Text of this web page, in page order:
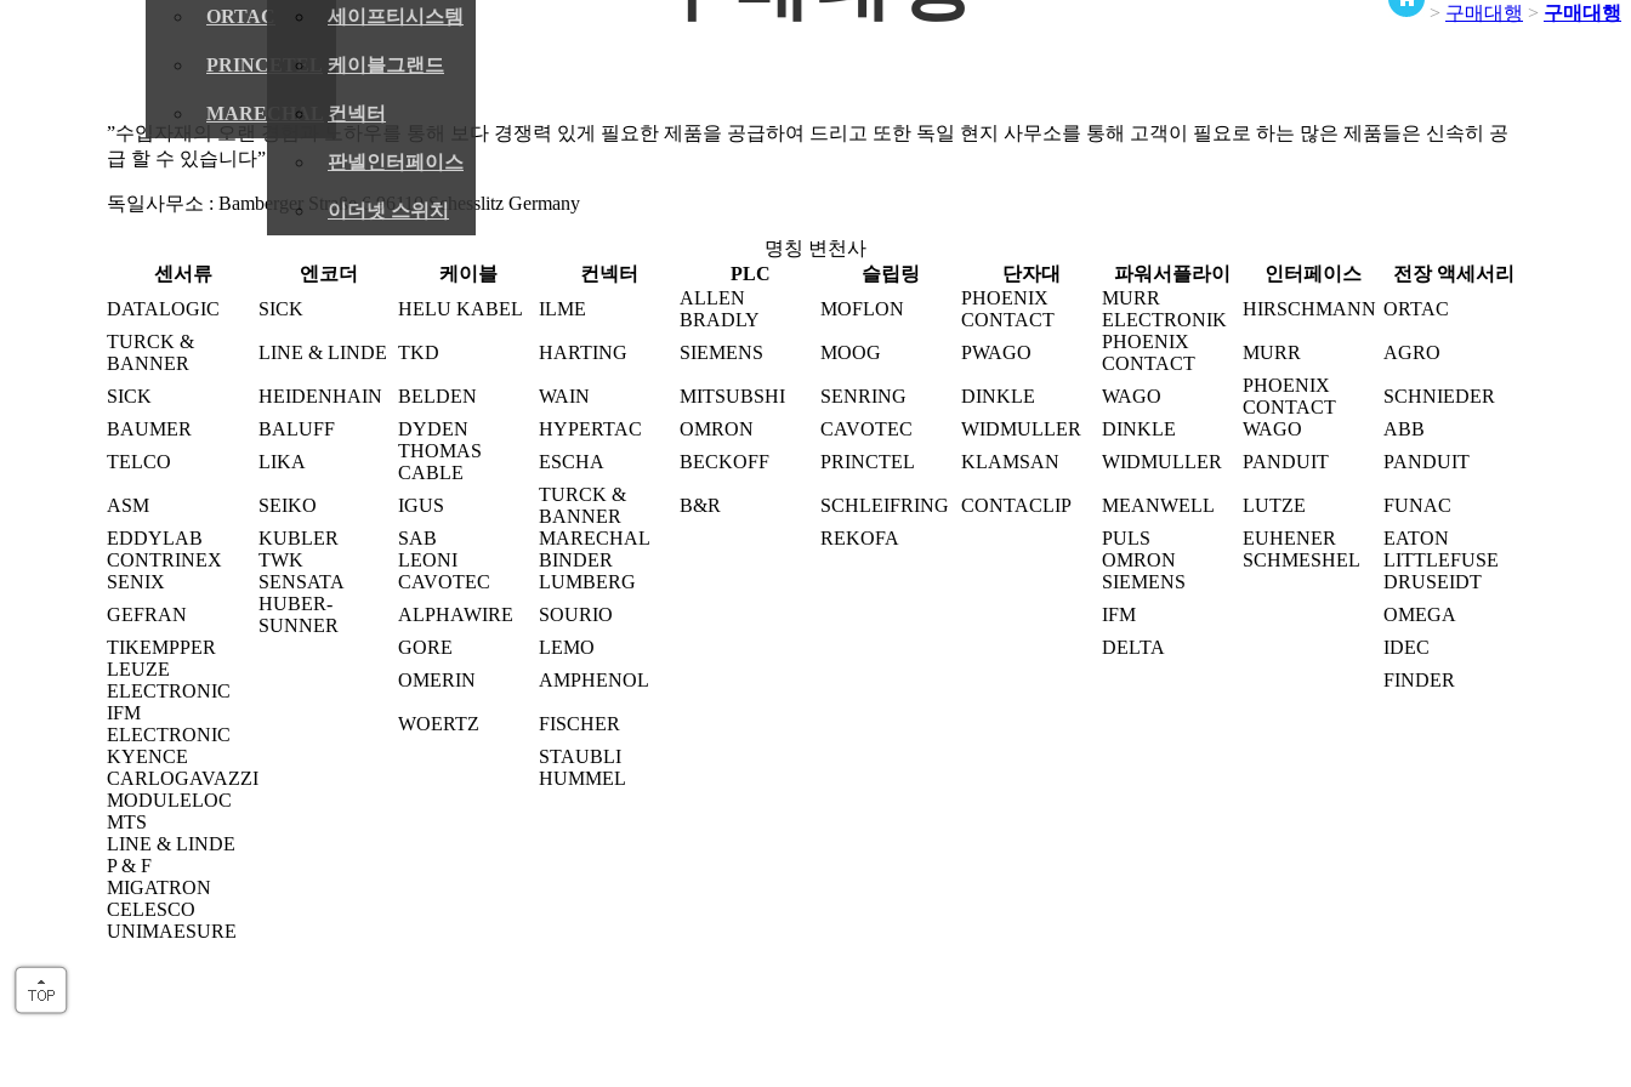
ORTAC
PRINCETEL
MARECHAL
세이프티시스템
케이블그랜드
컨넥터
판넬인터페이스
이더넷 스위치
> 구매대행 > 구매대행
”수입자재의 오랜 경험과 노하우를 통해 보다 경쟁력 있게 필요한 제품을 공급하여 드리고 또한 독일 현지 사무소를 통해 고객이 필요로 하는 많은 제품들은 신속히 공
급 할 수 있습니다”
독일사무소 : Bamberger Straße 6 96110 Schesslitz Germany
명칭 변천사
센서류
엔코더 케이블 컨넥터 PLC 슬립링 단자대 파워서플라이 인터페이스
전장 액세서리
DATALOGIC
SICK HELU KABEL ILME
ALLEN
BRADLY
MOFLON
PHOENIX
CONTACT
MURR
ELECTRONIK
HIRSCHMANN ORTAC
TURCK &
BANNER
LINE & LINDE TKD HARTING SIEMENS MOOG PWAGO
PHOENIX
CONTACT
MURR AGRO
SICK HEIDENHAIN BELDEN WAIN MITSUBSHI SENRING DINKLE WAGO
PHOENIX
CONTACT
SCHNIEDER
BAUMER
BALUFF DYDEN HYPERTAC OMRON CAVOTEC WIDMULLER DINKLE WAGO
ABB
TELCO
LIKA
THOMAS
CABLE
ESCHA BECKOFF PRINCTEL KLAMSAN WIDMULLER PANDUIT PANDUIT
ASM SEIKO IGUS
TURCK &
BANNER
B&R SCHLEIFRING CONTACLIP MEANWELL LUTZE
FUNAC
EDDYLAB
KUBLER SAB MARECHAL REKOFA PULS EUHENER
EATON
CONTRINEX
TWK LEONI BINDER OMRON SCHMESHEL
LITTLEFUSE
SENIX
SENSATA CAVOTEC LUMBERG SIEMENS
DRUSEIDT
GEFRAN
HUBER-
SUNNER
ALPHAWIRE SOURIO IFM
OMEGA
TIKEMPPER
GORE LEMO DELTA
IDEC
LEUZE
ELECTRONIC
OMERIN AMPHENOL
FINDER
IFM
ELECTRONIC
WOERTZ
FISCHER
KYENCE
STAUBLI
CARLOGAVAZZI
HUMMEL
MODULELOC
MTS
LINE & LINDE
P & F
MIGATRON
CELESCO
UNIMAESURE